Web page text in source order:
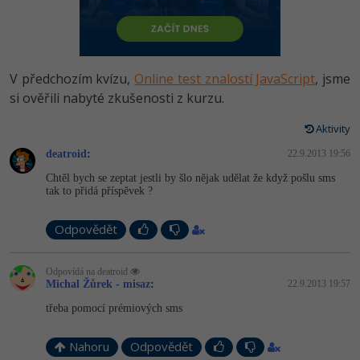
HTML5, CSS3, Bootstrap, SEO
Testování a verzování
React
Spring
JavaScript
Python
HTML / CSS
UML a návrhové vzory
MySQL/MariaDB
C# Game developer
Tester
Systémový administrátor
Grafik / UX/UI návrhář
3D grafik
Projektový manažer
Databázový analytik
-80%
PHP -80%
-80%
C -80%
VB.NET
SQL
Návrh SW -80%
V předchozím kvízu, Online test znalostí JavaScript, jsme
si ověřili nabyté zkušenosti z kurzu.
Aktivity
deatroid: 22.9.2013 19:56
Chtěl bych se zeptat jestli by šlo nějak udělat že když pošlu sms
tak to přidá příspěvek ?
Odpovědět
Odpovídá na deatroid
Michal Žůrek - misaz: 22.9.2013 19:57
třeba pomocí prémiových sms
Nahoru Odpovědět